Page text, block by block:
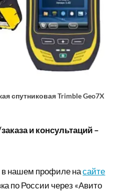
спутниковая Trimble Geo7X
и консультаций –
нашем профиле насайте
по России через «Авито